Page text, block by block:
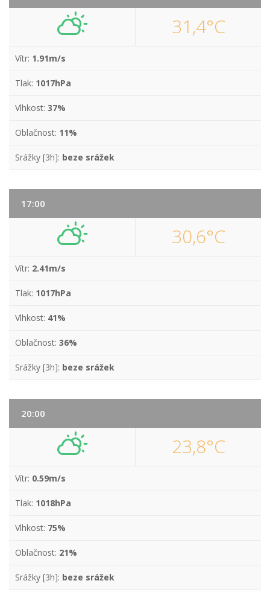
31,4°C
Vítr: 1.91m/s
Tlak: 1017hPa
Vlhkost: 37%
Oblačnost: 11%
Srážky [3h]: beze srážek
17:00
30,6°C
Vítr: 2.41m/s
Tlak: 1017hPa
Vlhkost: 41%
Oblačnost: 36%
Srážky [3h]: beze srážek
20:00
23,8°C
Vítr: 0.59m/s
Tlak: 1018hPa
Vlhkost: 75%
Oblačnost: 21%
Srážky [3h]: beze srážek